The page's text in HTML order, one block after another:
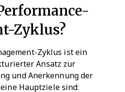
Zyklus?
Zyklus ist ein
Ansatz zur
und Anerkennung der
Hauptziele sind: